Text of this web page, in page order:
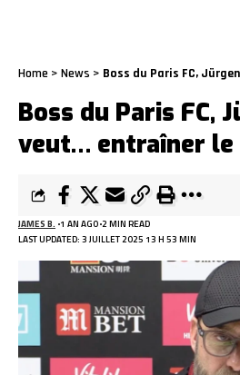
Home > News > Boss du Paris FC, Jürgen
Boss du Paris FC,
veut… entraîner le
LAST UPDATED: 3 JUILLET 2025 13 H 53 MIN
JAMES B. 1 AN AGO 2 MIN READ